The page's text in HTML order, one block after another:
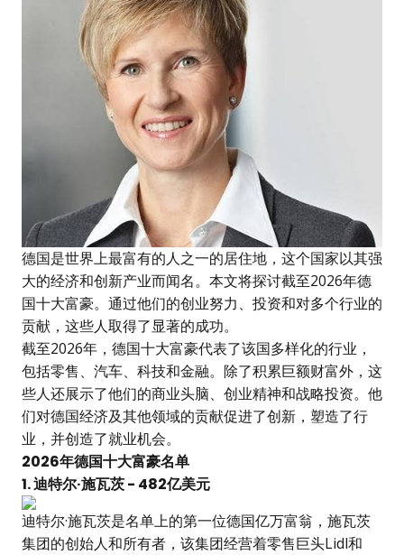
德国是世界上最富有的人之一的居住地，这个国家以其强
大的经济和创新产业而闻名。本文将探讨截至2026年德
国十大富豪。通过他们的创业努力、投资和对多个行业的
贡献，这些人取得了显著的成功。
截至2026年，德国十大富豪代表了该国多样化的行业，
包括零售、汽车、科技和金融。除了积累巨额财富外，这
些人还展示了他们的商业头脑、创业精神和战略投资。他
们对德国经济及其他领域的贡献促进了创新，塑造了行
业，并创造了就业机会。
2026年德国十大富豪名单
1.迪特尔·施瓦茨- 482亿美元
迪特尔·施瓦茨是名单上的第一位德国亿万富翁，施瓦茨
集团的创始人和所有者，该集团经营着零售巨头Lidl和